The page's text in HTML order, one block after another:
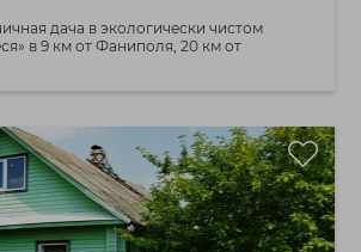
дача в экологически чистом
в 9 км от Фаниполя, 20 км от